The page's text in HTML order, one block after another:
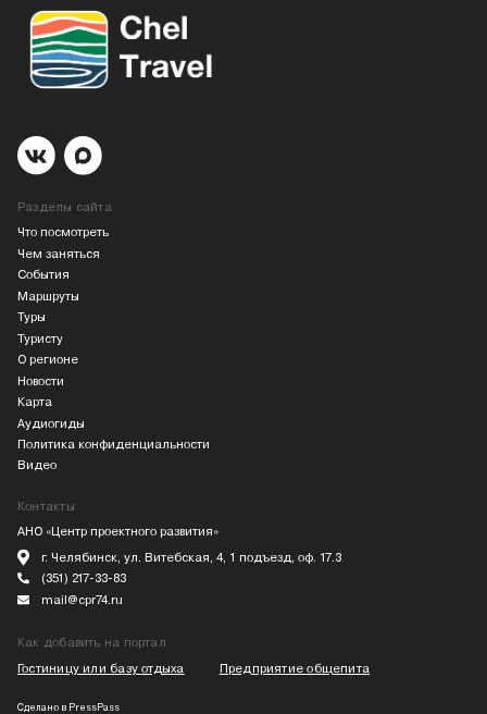
Разделы сайта
Что посмотреть
Чем заняться
События
Маршруты
Туры
Туристу
О регионе
Новости
Карта
Аудиогиды
Политика конфиденциальности
Видео
Контакты
АНО «Центр проектного развития»
г. Челябинск, ул. Витебская, 4, 1 подъезд, оф. 17.3
(351) 217-33-83
mail@cpr74.ru
Как добавить на портал
Гостиницу или базу отдыха
Предприятие общепита
Сделано в PressPass